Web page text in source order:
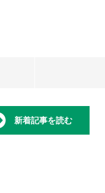
新着記事を読む